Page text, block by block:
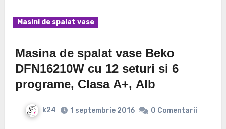
Masini de spalat vase
Masina de spalat vase Beko
DFN16210W cu 12 seturi si 6
programe, Clasa A+, Alb
k24 1 septembrie 2016 0 Comentarii